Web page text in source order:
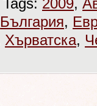
Tags: 2009,
България,
Хърватска,